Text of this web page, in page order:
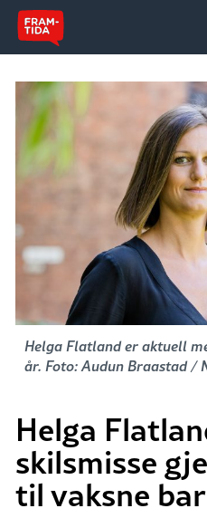
Helga Flatland er aktuell
år. Foto: Audun Braastad /
Helga
skilsmisse
til vaksne